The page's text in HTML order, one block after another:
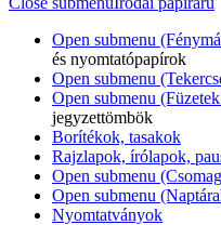
Open submenu
és nyomtatópapírok
Open submenu
Open submenu
jegyzettömbök
Borítékok, tasakok
Rajzlapok, írólapok,
Open submenu
Open submenu
Nyomtatványok